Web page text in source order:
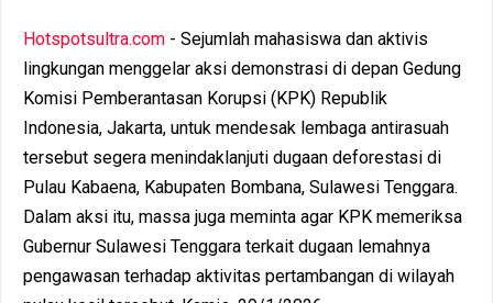
Hotspotsultra.com - Sejumlah mahasiswa dan aktivis
lingkungan menggelar aksi demonstrasi di depan Gedung
Komisi Pemberantasan Korupsi (KPK) Republik
Indonesia, Jakarta, untuk mendesak lembaga antirasuah
tersebut segera menindaklanjuti dugaan deforestasi di
Pulau Kabaena, Kabupaten Bombana, Sulawesi Tenggara.
Dalam aksi itu, massa juga meminta agar KPK memeriksa
Gubernur Sulawesi Tenggara terkait dugaan lemahnya
pengawasan terhadap aktivitas pertambangan di wilayah